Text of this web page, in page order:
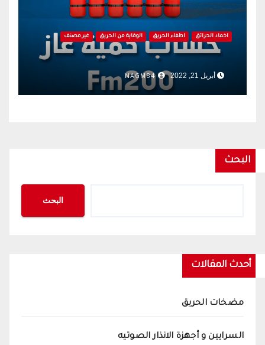
اخماد الحرائق اطفاء الحريق الوقاية من الحريق غير مصنف
أبريل 21, 2022 NAGM84
البحث
البحث
أحدث المقالات
مضخات الحريق
السرايين و أجهزة الانذار الصوتيه